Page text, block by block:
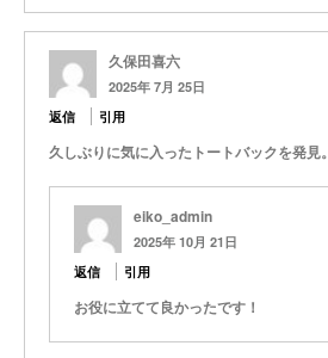
久保田喜六
2025年 7月 25日
返信
引用
久しぶりに気に入ったトートバックを発見。
eiko_admin
2025年 10月 21日
返信
引用
お役に立てて良かったです！